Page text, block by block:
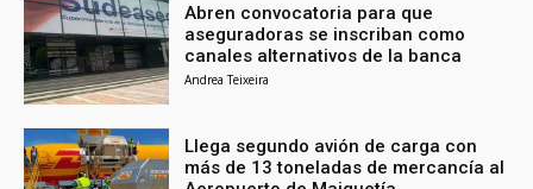
Abren convocatoria para que
aseguradoras se inscriban como
canales alternativos de la banca
Andrea Teixeira
Llega segundo avión de carga con
más de 13 toneladas de mercancía al